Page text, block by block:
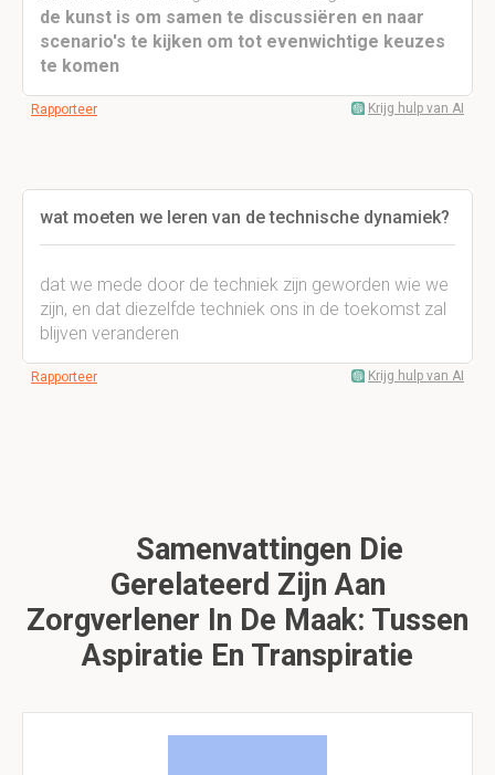
de kunst is om samen te discussiëren en naar
scenario's te kijken om tot evenwichtige keuzes
te komen
Rapporteer Krijg hulp van AI
wat moeten we leren van de technische dynamiek?
dat we mede door de techniek zijn geworden wie we
zijn, en dat diezelfde techniek ons in de toekomst zal
blijven veranderen
Rapporteer Krijg hulp van AI
Samenvattingen Die
Gerelateerd Zijn Aan
Zorgverlener In De Maak: Tussen
Aspiratie En Transpiratie